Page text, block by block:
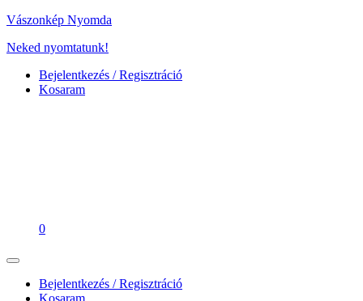
Vászonkép Nyomda
Neked nyomtatunk!
Bejelentkezés / Regisztráció
Kosaram
0
Bejelentkezés / Regisztráció
Kosaram